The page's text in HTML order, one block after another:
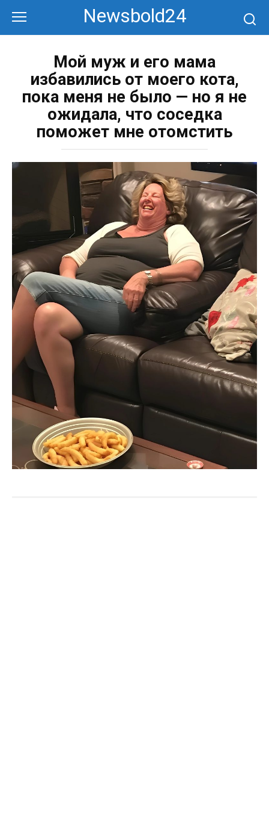
контенту
Newsbold24
Мой муж и его мама
избавились от моего кота,
пока меня не было — но я не
ожидала, что соседка
поможет мне отомстить